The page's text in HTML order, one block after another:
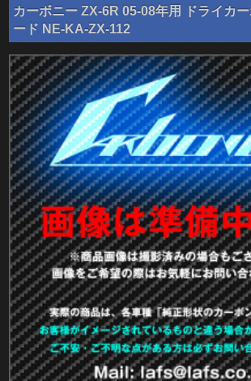
カーボニー ZX-6R 05-08年用 ドライカ
ード NE-KA-ZX-112